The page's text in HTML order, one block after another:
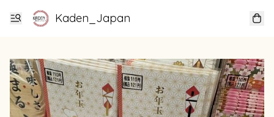
Kaden_Japan